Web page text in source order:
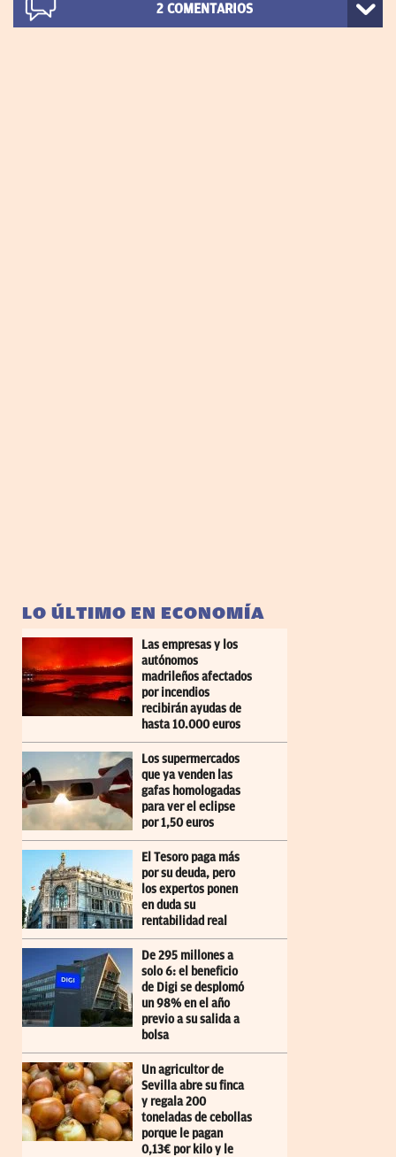
2 COMENTARIOS
LO ÚLTIMO EN ECONOMÍA
Las empresas y los
autónomos
madrileños afectados
por incendios
recibirán ayudas de
hasta 10.000 euros
Los supermercados
que ya venden las
gafas homologadas
para ver el eclipse
por 1,50 euros
El Tesoro paga más
por su deuda, pero
los expertos ponen
en duda su
rentabilidad real
De 295 millones a
solo 6: el beneficio
de Digi se desplomó
un 98% en el año
previo a su salida a
bolsa
Un agricultor de
Sevilla abre su finca
y regala 200
toneladas de cebollas
porque le pagan
0,13€ por kilo y le